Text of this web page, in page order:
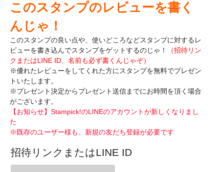
このスタンプのレビューを書く
んじゃ！
このスタンプの良い点や、使いどころなどスタンプに対するレ
ビューを書き込んでスタンプをゲットするのじゃ！
（招待リン
クまたはLINE ID、名前も必ず書くんじゃぞ）
※優れたレビューをしてくれた方にスタンプを無料でプレゼン
トいたします。
※プレゼント決定からプレゼント送信までにお時間を頂く場合
がございます。
【お知らせ】Stampick!のLINEのアカウントが新しくなりまし
た
※既存のユーザー様も、新規の友だち登録が必要です
招待リンクまたはLINE ID